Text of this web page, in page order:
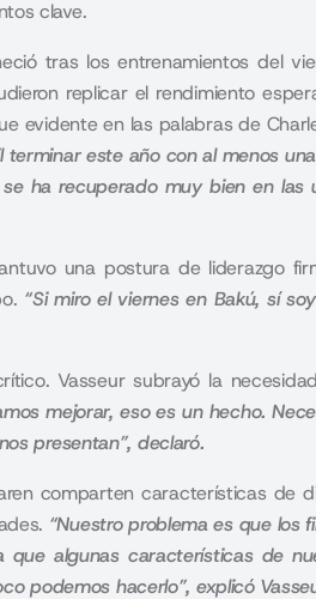
clave.
tras los entrenamientos del
replicar el rendimiento
evidente en las palabras de
terminar este año con al menos
ha recuperado muy bien en las
una postura de liderazgo
“Si miro el viernes en Bakú, sí
Vasseur subrayó la
mejorar, eso es un hecho.
presentan”, declaró.
comparten características de
“Nuestro problema es que los
algunas características de
podemos hacerlo”, explicó